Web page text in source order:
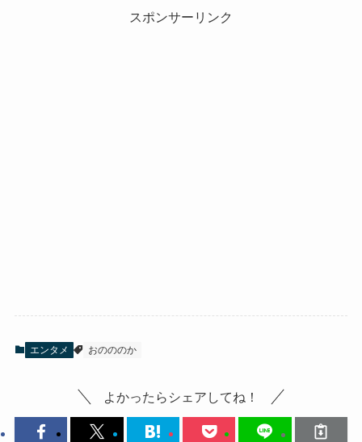
スポンサーリンク
エンタメ おのののか
よかったらシェアしてね！